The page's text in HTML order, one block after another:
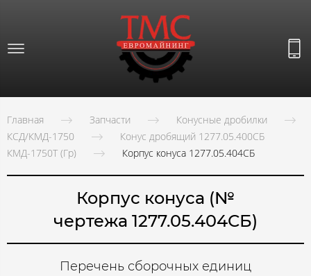
Главная Запчасти
Конусные дробилки
КСД/КМД-1750
Конус дробящий 1277.05.400СБ
КМД-1750Т (Гр)
Корпус конуса 1277.05.404СБ
Корпус конуса (№
чертежа 1277.05.404СБ)
Перечень сборочных единиц